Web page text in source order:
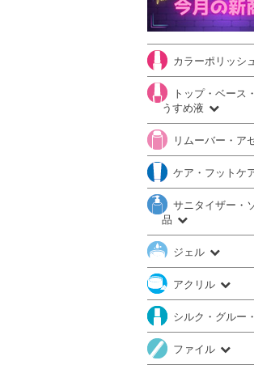
カラーポリッシュ
トップ・ベース
うすめ液
リムーバー・ア
ケア・フットケ
サニタイザー・
品
ジェル
アクリル
シルク・グルー
ファイル